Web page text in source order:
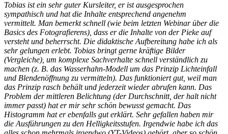
Tobias ist ein sehr guter Kursleiter, er ist ausgesprochen
sympathisch und hat die Inhalte entsprechend angenehm
vermittelt. Man bemerkt schnell (wie beim letzten Webinar über die
Basics des Fotografierens), dass er die Inhalte von der Pieke auf
versteht und beherrscht. Die didaktische Aufbereitung habe ich als
sehr gelungen erlebt. Tobias bringt gerne kräftige Bilder
(Vergleiche), um komplexe Sachverhalte schnell verständlich zu
machen (z. B. das Wasserhahn-Modell um das Prinzip Lichteinfall
und Blendenöffnung zu vermitteln). Das funktioniert gut, weil man
das Prinzip rasch behält und jederzeit wieder abrufen kann. Das
Problem der mittleren Belichtung (der Durchschnitt, der halt nicht
immer passt) hat er mir sehr schön bewusst gemacht. Das
Histogramm hat er ebenfalls gut erklärt. Sehr gefallen haben mir
die Ausführungen zu den Helligkeitsstufen. Irgendwie habe ich das